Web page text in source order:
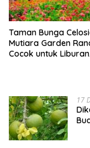
Taman Bunga
Mutiara Garden
Cocok untuk Liburan
17